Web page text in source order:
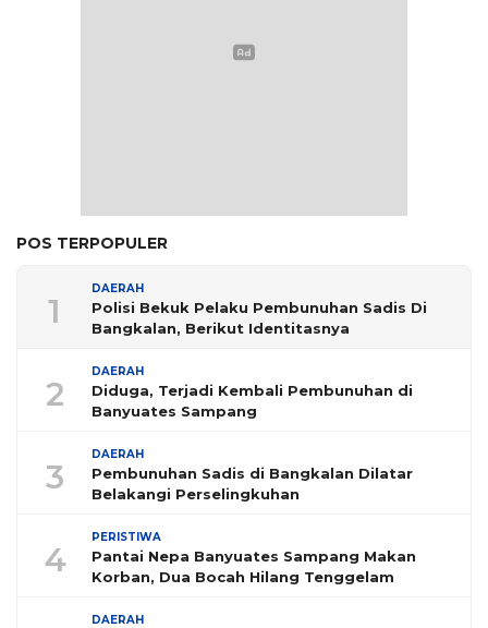
POS TERPOPULER
1
DAERAH
Polisi Bekuk Pelaku Pembunuhan Sadis Di
Bangkalan, Berikut Identitasnya
2
DAERAH
Diduga, Terjadi Kembali Pembunuhan di
Banyuates Sampang
3
DAERAH
Pembunuhan Sadis di Bangkalan Dilatar
Belakangi Perselingkuhan
4
PERISTIWA
Pantai Nepa Banyuates Sampang Makan
Korban, Dua Bocah Hilang Tenggelam
DAERAH